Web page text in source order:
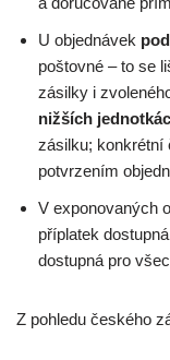
U objednávek
poštovné – to se
zásilky i
nižších
zásilku; konkrétní
potvrzením
V exponovaných
příplatek dostupná
dostupná pro
Z pohledu českého